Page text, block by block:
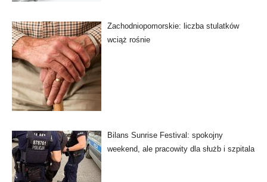
Zachodniopomorskie: liczba stulatków
wciąż rośnie
Bilans Sunrise Festival: spokojny
weekend, ale pracowity dla służb i szpitala